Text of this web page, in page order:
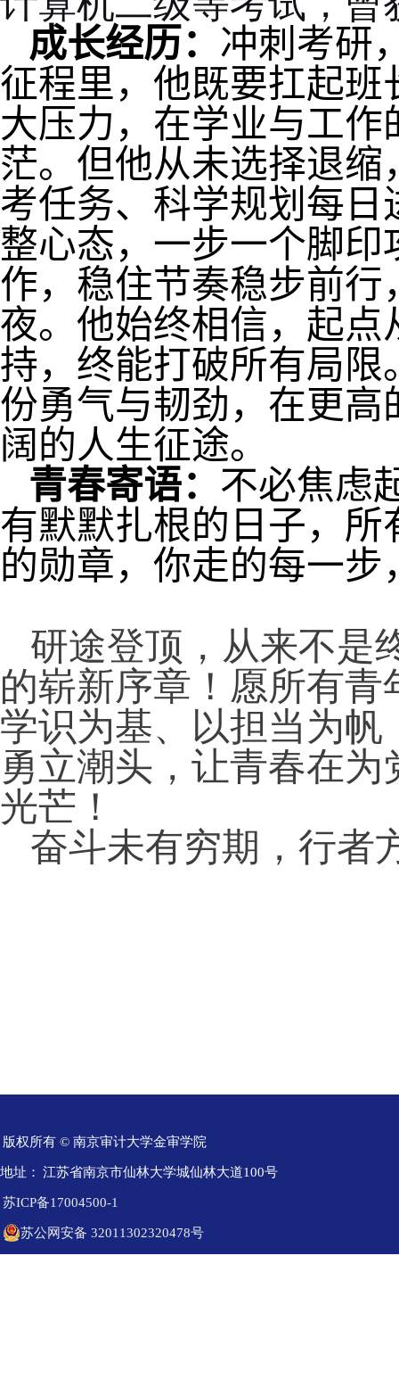
成长经历： 冲刺考研
征程里，他既要扛起
大压力，在学业与工
茫。但他从未选择退
考任务、科学规划每
整心态，一步一个脚
作，稳住节奏稳步前
夜。他始终相信，起
持，终能打破所有局
份勇气与韧劲，在更
阔的人生征途。
青春寄语： 不必焦虑
有默默扎根的日子，
的勋章，你走的每一步
研途登顶，从来不是
的崭新序章！愿所有青
学识为基、以担当为
勇立潮头，让青春在
光芒！
奋斗未有穷期，行者
版权所有 © 南京审计大学金审学院
地址： 江苏省南京市仙林大学城仙林大道100号
苏ICP备17004500-1
苏公网安备 32011302320478号